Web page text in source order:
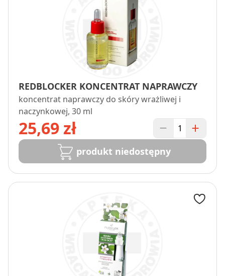
REDBLOCKER KONCENTRAT NAPRAWCZY
koncentrat naprawczy do skóry wrażliwej i
naczynkowej, 30 ml
25,69 zł
produkt niedostępny